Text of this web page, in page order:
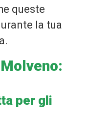
queste
la tua
per gli